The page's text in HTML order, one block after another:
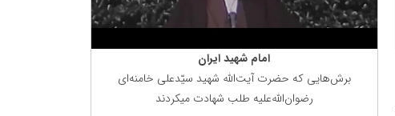
امام شهید ایران
برش‌هایی كه حضرت آیت‌الله شهید سیّدعلی خامنه‌ای
رضوان‌الله‌علیه طلب شهادت میكردند